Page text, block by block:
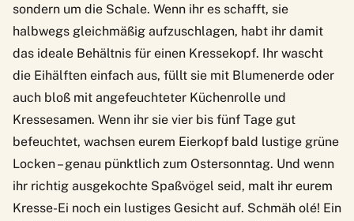
sondern um die Schale. Wenn ihr es schafft, sie
halbwegs gleichmäßig aufzuschlagen, habt ihr damit
das ideale Behältnis für einen Kressekopf. Ihr wascht
die Eihälften einfach aus, füllt sie mit Blumenerde oder
auch bloß mit angefeuchteter Küchenrolle und
Kressesamen. Wenn ihr sie vier bis fünf Tage gut
befeuchtet, wachsen eurem Eierkopf bald lustige grüne
Locken – genau pünktlich zum Ostersonntag. Und wenn
ihr richtig ausgekochte Spaßvögel seid, malt ihr eurem
Kresse-Ei noch ein lustiges Gesicht auf. Schmäh olé! Ein